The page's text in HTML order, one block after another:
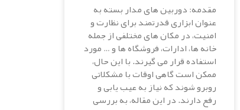
مقدمه: دوربین های مدار بسته به
عنوان ابزاری قدرتمند برای نظارت و
امنیت، در مکان های مختلفی از جمله
خانه ها، ادارات، فروشگاه ها و … مورد
استفاده قرار می گیرند. با این حال،
ممکن است گاهی اوقات با مشکلاتی
روبرو شوند که نیاز به عیب یابی و
رفع دارند. در این مقاله، به بررسی